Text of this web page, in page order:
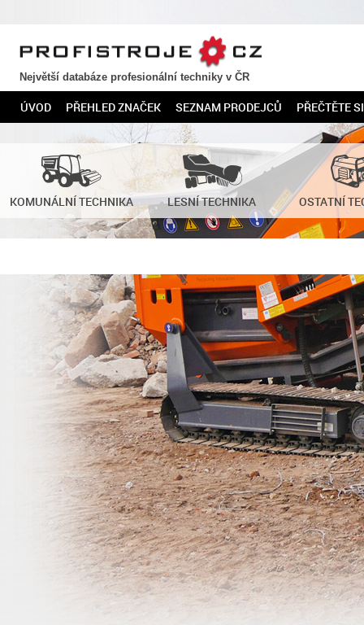
PROFISTROJE.CZ
Největší databáze profesionální techniky v ČR
ÚVOD PŘEHLED ZNAČEK SEZNAM PRODEJCŮ PŘEČTĚTE SI
KOMUNÁLNÍ TECHNIKA LESNÍ TECHNIKA OSTATNÍ